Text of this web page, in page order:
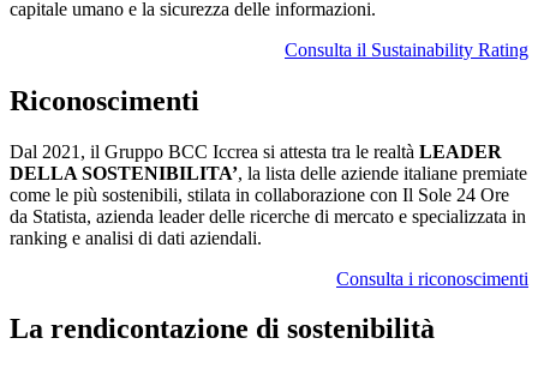
capitale umano e la sicurezza delle informazioni.
Consulta il Sustainability Rating
Riconoscimenti
Dal 2021, il Gruppo BCC Iccrea si attesta tra le realtà LEADER
DELLA SOSTENIBILITA’, la lista delle aziende italiane premiate
come le più sostenibili, stilata in collaborazione con Il Sole 24 Ore
da Statista, azienda leader delle ricerche di mercato e specializzata in
ranking e analisi di dati aziendali.
Consulta i riconoscimenti
La rendicontazione di sostenibilità